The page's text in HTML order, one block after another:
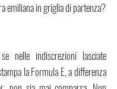
nelle indiscrezioni lasciate
la Formula E, a differenza